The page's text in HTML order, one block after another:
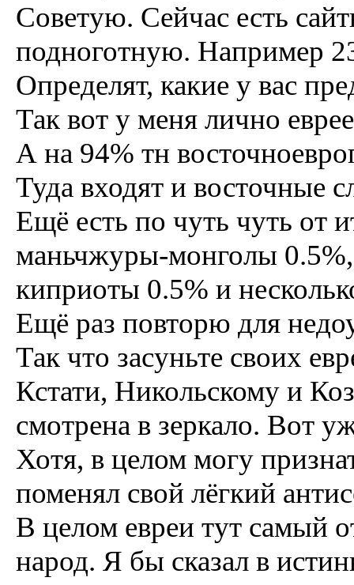
Советую. Сейчас есть
подноготную. Например
Определят, какие у вас
Так вот у меня лично
А на 94% тн
Туда входят и восточные
Ещё есть по чуть чуть от
маньчжуры-монголы 0.5%,
киприоты 0.5% и
Ещё раз повторю для
Так что засуньте своих
Кстати, Никольскому и
смотрена в зеркало. Вот
Хотя, в целом могу
поменял свой лёгкий
В целом евреи тут самый
народ. Я бы сказал в